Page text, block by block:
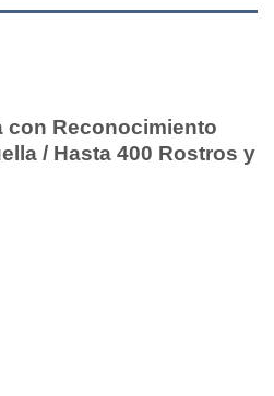
con Reconocimiento
/ Hasta 400 Rostros y